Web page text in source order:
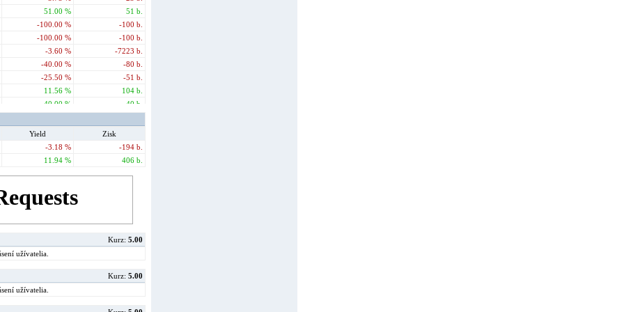
-100.00 %
-3.23 %
-271 b.
-7.94 %
-524 b.
-28.34 %
-2664 b.
-9.22 %
-682 b.
-2.53 %
-195 b.
-7.74 %
-666 b.
-7.17 %
-717 b.
-2.15 %
-157 b.
7.47 %
605 b.
-10.49 %
-703 b.
-3.80 %
4.34 %
-23.13 %
-2267 b.
-1487 b.
4.48 %
417 b.
51.00 %
51 b.
-100.00 %
-100 b.
-100.00 %
-100 b.
-3.60 %
-7223 b.
-40.00 %
-80 b.
-25.50 %
-51 b.
11.56 %
104 b.
40.00 %
40 b.
-24.79 %
-347 b.
16.50 % 33 b.
Yield
Zisk
-3.18 %
-194 b.
11.94 % 406 b.
Kurz: 5.00
užívatelia.
Kurz: 5.00
užívatelia.